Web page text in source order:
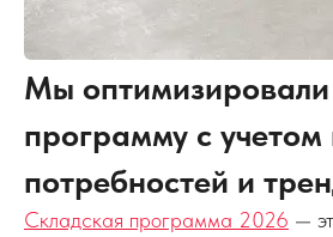
Мы
программу с
потребностей и
Складская программа 2026 —